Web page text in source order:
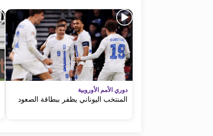
دوري الأمم الأوروبية
المنتخب اليوناني يظفر ببطاقة الصعود